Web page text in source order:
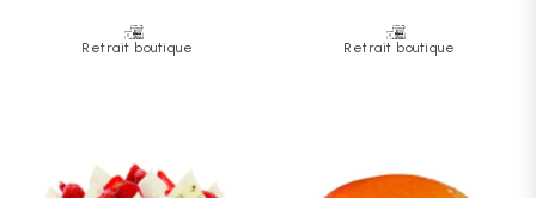
Retrait boutique Retrait boutique